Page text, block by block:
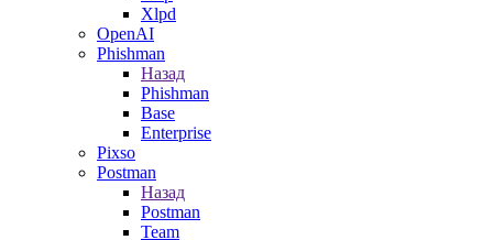
Xlpd
OpenAI
Phishman
Назад
Phishman
Base
Enterprise
Pixso
Postman
Назад
Postman
Team